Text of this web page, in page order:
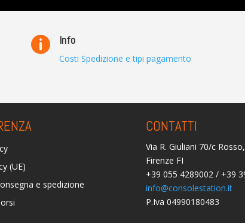
 Info
Costi Spedizione e tipi pagamento
(UE)
e spedizione
CONTATTI
Via R. Giuliani 70/c
Firenze FI
+39 055 4289002 / +39
info@consolestation.it
P.Iva 04990180483